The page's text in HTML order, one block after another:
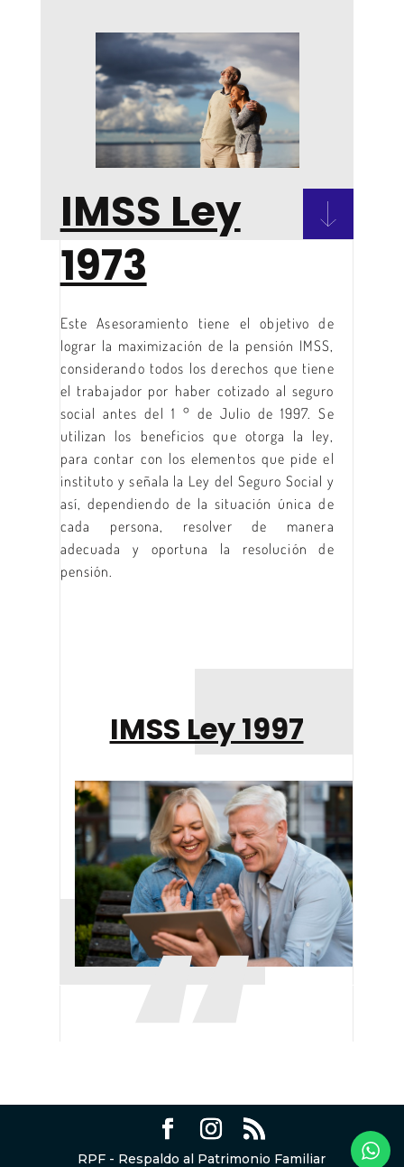
IMSS Ley
1973
Este Asesoramiento tiene el objetivo de
lograr la maximización de la pensión IMSS,
considerando todos los derechos que tiene
el trabajador por haber cotizado al seguro
social antes del 1 ° de Julio de 1997. Se
utilizan los beneficios que otorga la ley,
para contar con los elementos que pide el
instituto y señala la Ley del Seguro Social y
así, dependiendo de la situación única de
cada persona, resolver de manera
adecuada y oportuna la resolución de
pensión.
IMSS Ley 1997
RPF - Respaldo al Patrimonio Familiar